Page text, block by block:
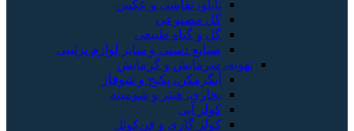
تابلو، نقاشی و عکس
گل مصنوعی
گل و گیاه طبیعی
صنایع دستی و سایر لوازم تزئینی
تهویه، سرمایش و گرمایش
آبگرمکن، پکیج و شوفاژ
بخاری، هیتر و شومینه
کولر آبی
کولر گازی و فن‌کوئل